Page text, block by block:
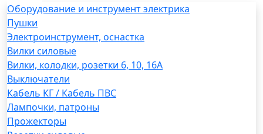
Оборудование и инструмент электрика
Пушки
Электроинструмент, оснастка
Вилки силовые
Вилки, колодки, розетки 6, 10, 16А
Выключатели
Кабель КГ / Кабель ПВС
Лампочки, патроны
Прожекторы